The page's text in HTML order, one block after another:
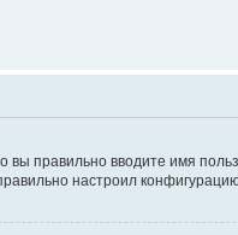
вы правильно вводите имя
настроил